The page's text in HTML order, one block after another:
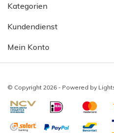
Kategorien
Kundendienst
Mein Konto
© Copyright 2026 - Powered by